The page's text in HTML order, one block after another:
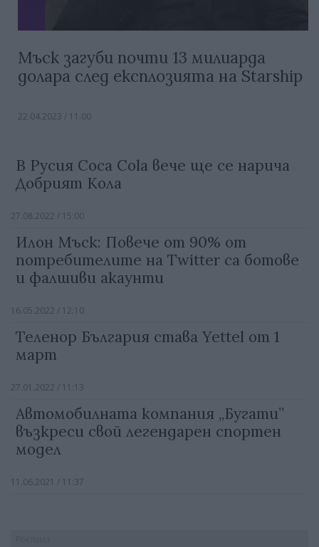
Мъск загуби почти 13 милиарда
долара след експлозията на Starship
22.04.2023 / 11:00
В Русия Coca Cola вече ще се нарича
Добрият Кола
27.08.2022 / 15:00
Илон Мъск: Повече от 90% от
потребителите на Twitter са ботове
и фалшиви акаунти
16.05.2022 / 12:10
Теленор България става Yettel от 1
март
27.01.2022 / 11:13
Автомобилната компания „Бугати”
възкреси свой легендарен спортен
модел
11.06.2021 / 11:37